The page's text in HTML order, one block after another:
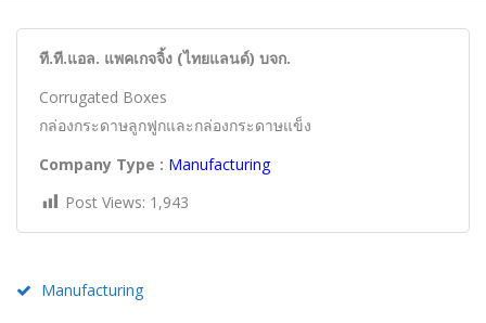
ที.ที.แอล. แพคเกจจิ้ง (ไทยแลนด์) บจก.
Corrugated Boxes
กล่องกระดาษลูกฟูกและกล่องกระดาษแข็ง
Company Type : Manufacturing
Post Views: 1,943
Manufacturing